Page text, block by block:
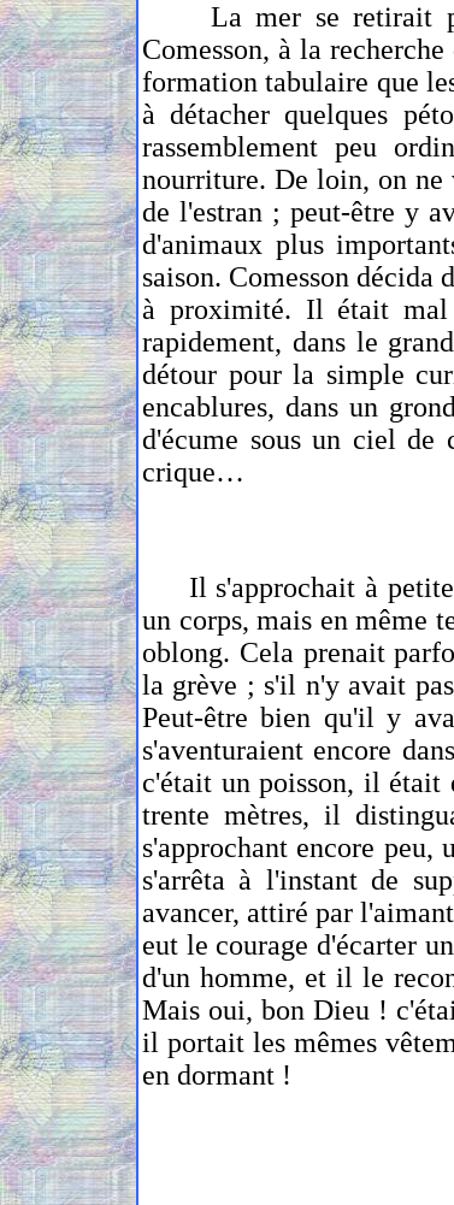
La mer se retirait peu
Comesson, à la
formation tabulaire que
à détacher quelques
rassemblement peu
nourriture. De loin, on ne
de l'estran ; peut-être y
d'animaux plus
saison. Comesson
à proximité. Il était mal
rapidement, dans le
détour pour la simple
encablures, dans un
d'écume sous un ciel de
crique…
Il s'approchait à petites
un corps, mais en même
oblong. Cela prenait
la grève ; s'il n'y avait
Peut-être bien qu'il y
s'aventuraient encore
c'était un poisson, il
trente mètres, il
s'approchant encore
s'arrêta à l'instant de
avancer, attiré par
eut le courage d'écarter
d'un homme, et il le
Mais oui, bon Dieu !
il portait les mêmes
en dormant !